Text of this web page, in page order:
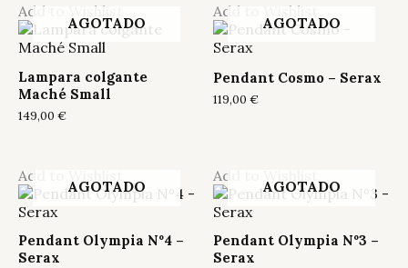
Add to Wishlist
AGOTADO
Lampara colgante
Maché Small
149,00 €
Add to Wishlist
AGOTADO
Pendant Cosmo – Serax
119,00 €
Add to Wishlist
AGOTADO
Pendant Olympia Nº4 –
Serax
Add to Wishlist
AGOTADO
Pendant Olympia Nº3 –
Serax